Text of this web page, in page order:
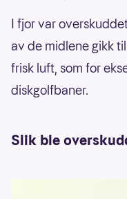
I fjor var
av de midlene gikk
frisk luft, som for
diskgolfbaner.
Slik ble